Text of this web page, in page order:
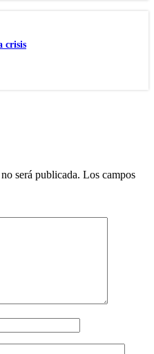
crisis
será publicada. Los campos